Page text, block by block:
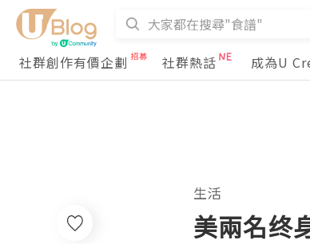
社群創作有價企劃 社群熱話 成為U
生活
美兩名终